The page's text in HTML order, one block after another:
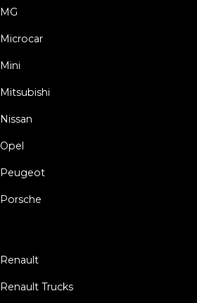
MG
Microcar
Mini
Mitsubishi
Nissan
Opel
Peugeot
Porsche
Renault
Renault Trucks